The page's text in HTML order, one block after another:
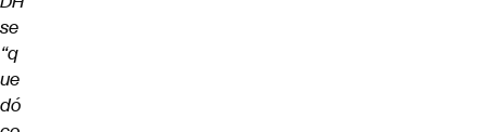
se
“q
ue
dó